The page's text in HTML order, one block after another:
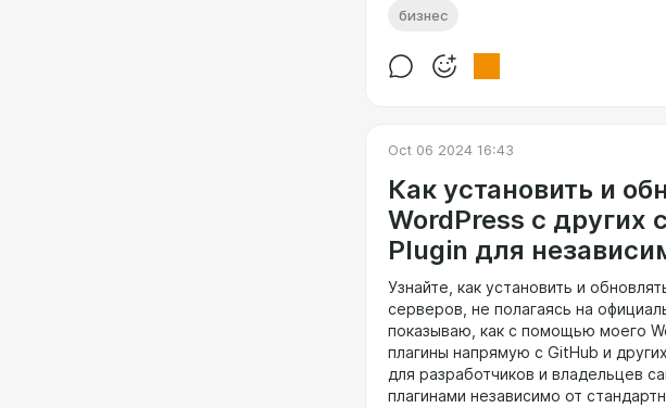
бизнес
Oct 06 2024 16:43
Как установить и
WordPress с других
Plugin для
Узнайте, как установить и
серверов, не полагаясь на
показываю, как с помощью моего
плагины напрямую с GitHub и
для разработчиков и владельцев
плагинами независимо от